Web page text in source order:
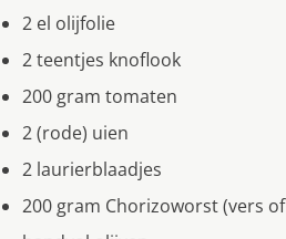
2 el olijfolie
2 teentjes knoflook
200 gram tomaten
2 (rode) uien
2 laurierblaadjes
200 gram Chorizoworst (vers